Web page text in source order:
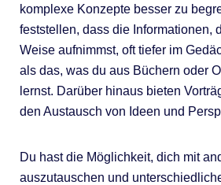
komplexe Konzepte besser zu
feststellen, dass die Informationen,
Weise aufnimmst, oft tiefer im
als das, was du aus Büchern oder
lernst. Darüber hinaus bieten
den Austausch von Ideen und
Du hast die Möglichkeit, dich mit
auszutauschen und